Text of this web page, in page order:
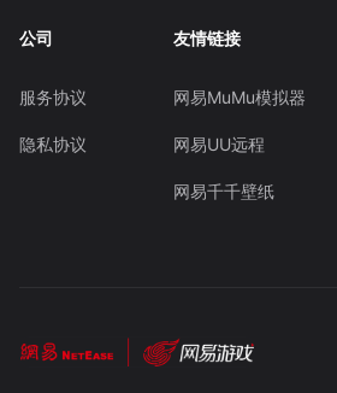
公司
服务协议
隐私协议
友情链接
网易MuMu模拟器
网易UU远程
网易千千壁纸